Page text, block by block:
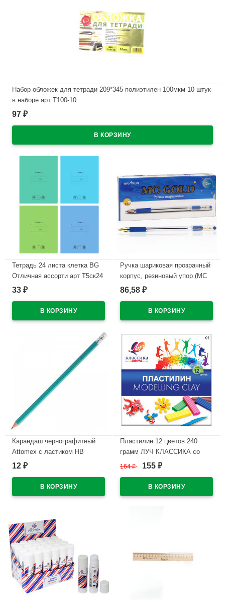
Набор обложек для тетради 209*345 полиэтилен 100мкм 10 штук
в наборе арт Т100-10
В наличии
97 ₽
Тетрадь 24 листа клетка BG
Отличная ассорти арт Т5ск24
11785
33 ₽
Ручка шариковая прозрачный
корпус, резиновый упор (MC
Gold) синий, 0,5мм, масло
86,58 ₽
Карандаш чернографитный
Attomex с ластиком НВ
зеленый корпус, пластиковый
12 ₽
Пластилин 12 цветов 240
грамм ЛУЧ КЛАССИКА со
стеком картонная коробка арт
164₽ 155 ₽